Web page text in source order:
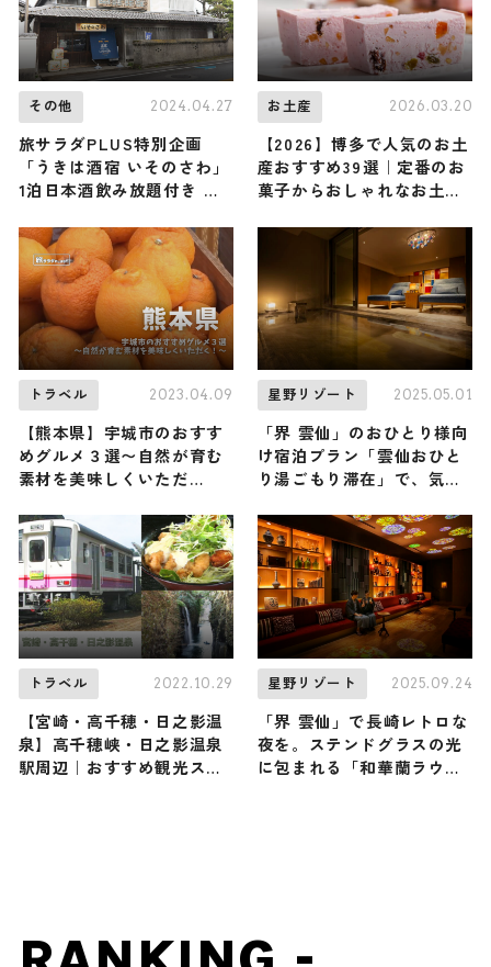
その他 2024.04.27
旅サラダPLUS特別企画
「うきは酒宿 いそのさわ」
1泊日本酒飲み放題付き ペ
お土産 2026.03.20
【2026】博多で人気のお土
産おすすめ39選｜定番のお
菓子からおしゃれなお土
まで幅広く紹介
トラベル 2023.04.09
【熊本県】宇城市のおすす
めグルメ３選〜自然が育む
素材を美味しくいただ
星野リゾート 2025.05.01
「界 雲仙」のおひとり様向
け宿泊プラン「雲仙おひと
り湯ごもり滞在」で、気ま
温泉旅
トラベル 2022.10.29
【宮崎・高千穂・日之影温
泉】高千穂峡・日之影温泉
駅周辺｜おすすめ観光スポ
星野リゾート 2025.09.24
「界 雲仙」で長崎レトロな
夜を。ステンドグラスの光
に包まれる「和華蘭ラウン